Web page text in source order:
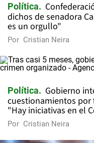
Política
dichos de senadora
es un orgullo"
Por Cristian Neira
Política
Gobierno
cuestionamientos por
"Hay iniciativas en el
Por Cristian Neira